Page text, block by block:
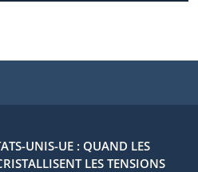
UNIS-UE : QUAND LES
LES TENSIONS